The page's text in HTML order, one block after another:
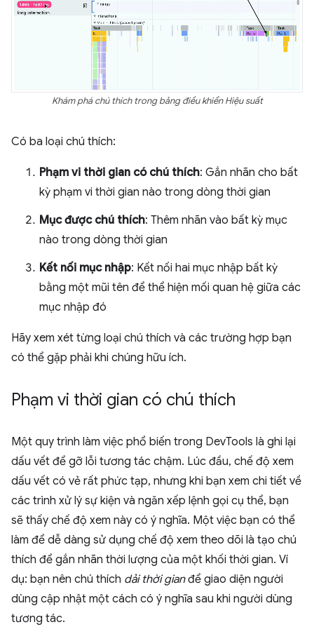
Khám phá chú thích trong bảng điều khiển Hiệu suất
Có ba loại chú thích:
Phạm vi thời gian có chú thích: Gắn nhãn cho bất
kỳ phạm vi thời gian nào trong dòng thời gian
Mục được chú thích: Thêm nhãn vào bất kỳ mục
nào trong dòng thời gian
Kết nối mục nhập: Kết nối hai mục nhập bất kỳ
bằng một mũi tên để thể hiện mối quan hệ giữa các
mục nhập đó
Hãy xem xét từng loại chú thích và các trường hợp bạn
có thể gặp phải khi chúng hữu ích.
Phạm vi thời gian có chú thích
Một quy trình làm việc phổ biến trong DevTools là ghi lại
dấu vết để gỡ lỗi tương tác chậm. Lúc đầu, chế độ xem
dấu vết có vẻ rất phức tạp, nhưng khi bạn xem chi tiết về
các trình xử lý sự kiện và ngăn xếp lệnh gọi cụ thể, bạn
sẽ thấy chế độ xem này có ý nghĩa. Một việc bạn có thể
làm để dễ dàng sử dụng chế độ xem theo dõi là tạo chú
thích để gắn nhãn thời lượng của một khối thời gian. Ví
dụ: bạn nên chú thích dải thời gianđể giao diện người
dùng cập nhật một cách có ý nghĩa sau khi người dùng
tương tác.